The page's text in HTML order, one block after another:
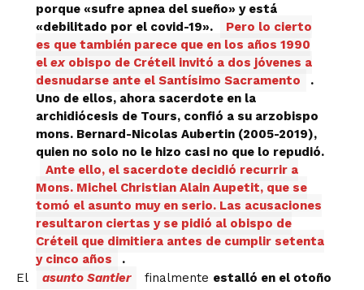
porque «sufre apnea del sueño» y está
«debilitado por el covid-19».
Pero lo cierto
es que también parece que en los años 1990
el exobispo de Créteil invitó a dos jóvenes a
desnudarse ante el Santísimo Sacramento
.
Uno de ellos, ahora sacerdote en la
archidiócesis de Tours, confió a su arzobispo
mons. Bernard-Nicolas Aubertin (2005-2019),
quien no solo no le hizo casi no que lo repudió.
Ante ello, el sacerdote decidió recurrir a
Mons. Michel Christian Alain Aupetit, que se
tomó el asunto muy en serio. Las acusaciones
resultaron ciertas y se pidió al obispo de
Créteil que dimitiera antes de cumplir setenta
y cinco años
.
El
asunto Santier finalmente estalló en el otoño